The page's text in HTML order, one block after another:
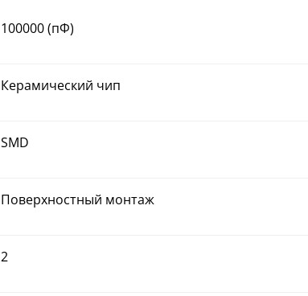
100000 (пФ)
Керамический чип
SMD
Поверхностный монтаж
2